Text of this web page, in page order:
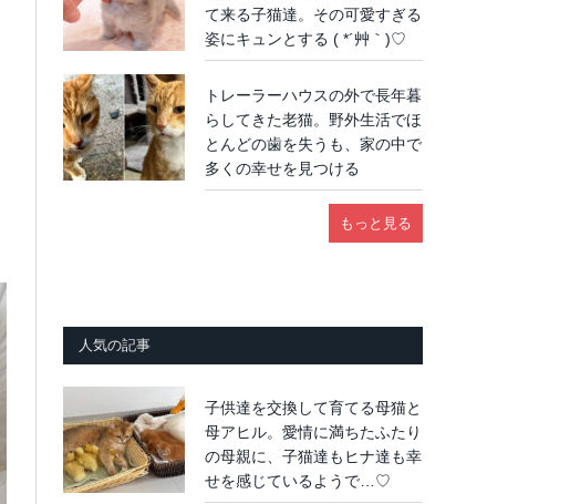
て来る子猫達。その可愛すぎる
姿にキュンとする ( *´艸｀)♡
トレーラーハウスの外で長年暮
らしてきた老猫。野外生活でほ
とんどの歯を失うも、家の中で
多くの幸せを見つける
もっと見る
人気の記事
子供達を交換して育てる母猫と
母アヒル。愛情に満ちたふたり
の母親に、子猫達もヒナ達も幸
せを感じているようで…♡